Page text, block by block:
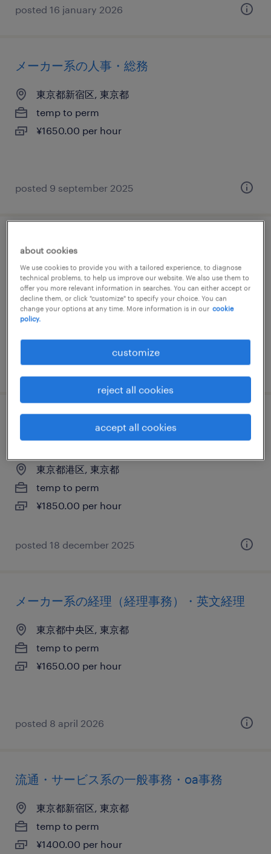
posted 16 january 2026
メーカー系の人事・総務
東京都新宿区, 東京都
temp to perm
¥1650.00 per hour
posted 9 september 2025
it・web系の営業・企画営業・ラウンダー
東京都千代田区, 東京都
temp to perm
¥1700.00 per hour
posted 28 august 2025
メーカー系／住宅・インテリア系の営業事
務
東京都港区, 東京都
temp to perm
¥1850.00 per hour
posted 18 december 2025
メーカー系の経理（経理事務）・英文経理
東京都中央区, 東京都
temp to perm
¥1650.00 per hour
posted 8 april 2026
流通・サービス系の一般事務・oa事務
東京都新宿区, 東京都
temp to perm
¥1400.00 per hour
about cookies
We use cookies to provide you with a tailored experience, to diagnose
technical problems, to help us improve our website. We also use them to
offer you more relevant information in searches. You can either accept or
decline them, or click "customize" to specify your choice. You can
change your options at any time. More information is in our cookie
policy.
customize
reject all cookies
accept all cookies